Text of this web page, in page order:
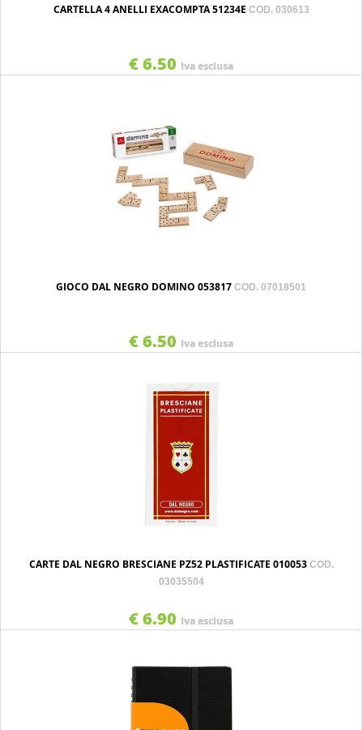
CARTELLA 4 ANELLI EXACOMPTA 51234E COD. 030613
€ 6.50 Iva esclusa
GIOCO DAL NEGRO DOMINO 053817 COD. 07018501
€ 6.50 Iva esclusa
CARTE DAL NEGRO BRESCIANE PZ52 PLASTIFICATE 010053 COD.
03035504
€ 6.90 Iva esclusa